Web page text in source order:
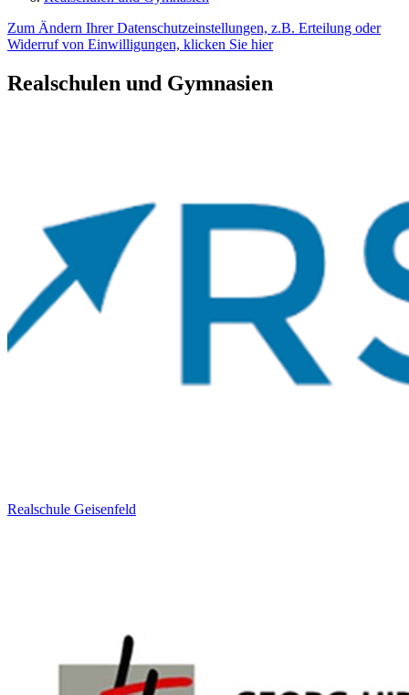
Zum Ändern Ihrer Datenschutzeinstellungen, z.B. Erteilung oder
Widerruf von Einwilligungen, klicken Sie hier
Realschulen und Gymnasien
Realschule Geisenfeld